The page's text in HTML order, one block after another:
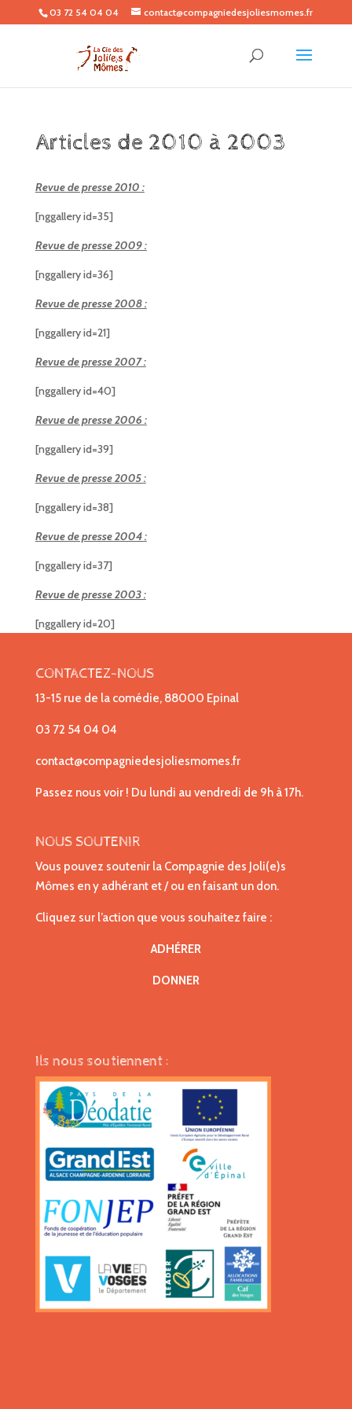
03 72 54 04 04 contact@compagniedesjoliesmomes.fr
Articles de 2010 à 2003
Revue de presse 2010 :
[nggallery id=35]
Revue de presse 2009 :
[nggallery id=36]
Revue de presse 2008 :
[nggallery id=21]
Revue de presse 2007 :
[nggallery id=40]
Revue de presse 2006 :
[nggallery id=39]
Revue de presse 2005 :
[nggallery id=38]
Revue de presse 2004 :
[nggallery id=37]
Revue de presse 2003 :
[nggallery id=20]
CONTACTEZ-NOUS
13-15 rue de la comédie, 88000 Epinal
03 72 54 04 04
contact@compagniedesjoliesmomes.fr
Passez nous voir ! Du lundi au vendredi de 9h à 17h.
NOUS SOUTENIR
Vous pouvez soutenir la Compagnie des Joli(e)s
Mômes en y adhérant et / ou en faisant un don.
Cliquez sur l’action que vous souhaitez faire :
ADHÉRER
DONNER
Ils nous soutiennent :